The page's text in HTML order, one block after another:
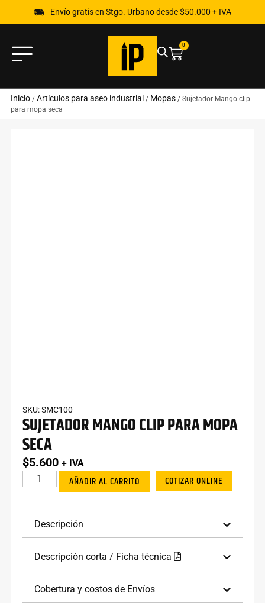
Envío gratis en Stgo. Urbano desde $50.000 + IVA
0
Inicio/ Artículos para aseo industrial / Mopas/ Sujetador Mango clip
para mopa seca
SKU: SMC100
SUJETADOR MANGO CLIP PARA MOPA
SECA
$5.600 + IVA
AÑADIR AL CARRITO COTIZAR ONLINE
Descripción
Descripción corta / Ficha técnica
Cobertura y costos de Envíos